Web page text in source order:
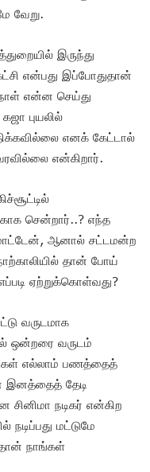
வேறு.
இருந்து
என்பது இப்போதுதான்
என்ன செய்து
புயலில்
எனக் கேட்டால்
என்கிறார்.
சென்றார்..? எந்த
ஆனால் சட்டமன்ற
தான் போய்
ஏற்றுக்கொள்வது?
வருடமாக
ஒன்றரை வருடம்
எல்லாம் பணத்தைத்
இனத்தைத் தேடி
நடிகர் என்கிற
நடிப்பது மட்டுமே
நாங்கள்